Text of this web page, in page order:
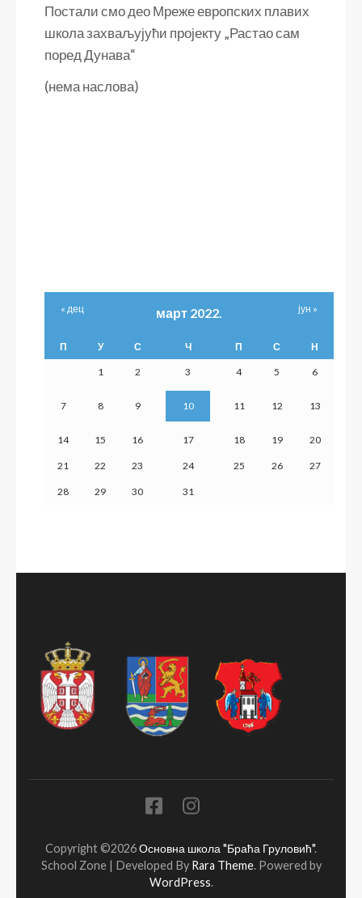
Постали смо део Мреже европских плавих
школа захваљујући пројекту „Растао сам
поред Дунава“
(нема наслова)
март 2022.
П У С Ч П С Н
1 2 3 4 5 6
7 8 9 10 11 12 13
14 15 16 17 18 19 20
21 22 23 24 25 26 27
28 29 30 31
« дец јун »
Copyright ©2026Основна школа "Браћа Груловић".
School Zone | Developed By Rara Theme. Powered by
WordPress.